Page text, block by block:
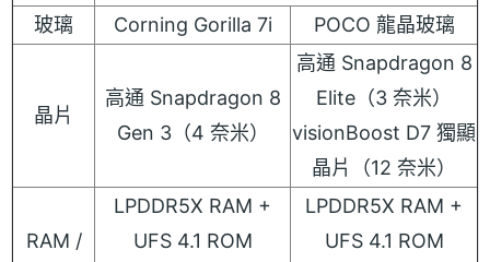
玻璃
Corning Gorilla 7i POCO 龍晶玻璃
晶片
高通 Snapdragon 8
Gen 3（4 奈米）
高通 Snapdragon 8
Elite（3 奈米）
visionBoost D7 獨顯
晶片（12 奈米）
RAM /
LPDDR5X RAM +
UFS 4.1 ROM
LPDDR5X RAM +
UFS 4.1 ROM